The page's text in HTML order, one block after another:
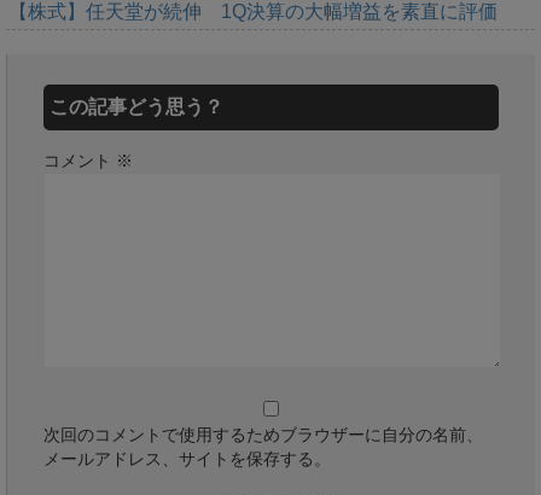
【株式】任天堂が続伸 1Q決算の大幅増益を素直に評価
この記事どう思う？
コメント ※
次回のコメントで使用するためブラウザーに自分の名前、
メールアドレス、サイトを保存する。